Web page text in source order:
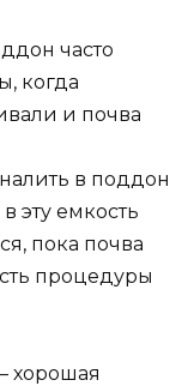
часто
когда
и почва
в поддон
эту емкость
пока почва
процедуры
хорошая